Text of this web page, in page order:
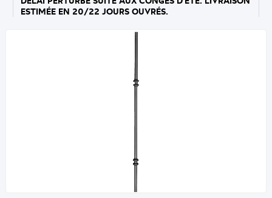
ESTIMÉE EN 20/22 JOURS OUVRÉS.